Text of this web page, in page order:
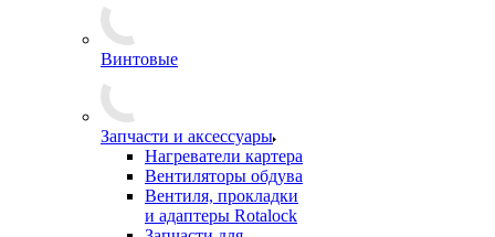
Винтовые
Запчасти и аксессуары
Нагреватели картера
Вентиляторы обдува
Вентиля, прокладки
и адаптеры Rotalock